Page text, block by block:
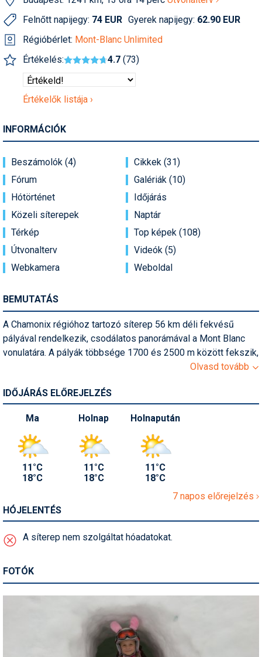
Hütte
Ingatlan
Interjúk
Játékok
Kerékpár
Magazinok
Munkavállalás
Olvasnivaló
Pályázatok
Portálinfo
Síbérletárak
Sícipő
Sífutás
Síléc
Símánia
Síoktatás
Sítechnika
Síugrás
Snowboardfelszerelés
Felnőtt napijegy: 74 EUR Gyerek napijegy: 62.90 EUR
Régióbérlet: Mont-Blanc Unlimited
Értékelés:
4.7 (73)
Értékelők listája ›
INFORMÁCIÓK
Beszámolók (4)
Cikkek (31)
Fórum
Galériák (10)
Hótörténet
Időjárás
Közeli síterepek
Naptár
Térkép
Top képek (108)
Útvonalterv
Videók (5)
Webkamera
Weboldal
BEMUTATÁS
A Chamonix régióhoz tartozó síterep 56 km déli fekvésű
pályával rendelkezik, csodálatos panorámával a Mont Blanc
vonulatára. A pályák többsége 1700 és 2500 m között fekszik,
és főleg a középhaladóknak ajánlható terület. A leghosszabb
km hosszúságú pálya, de ugyanezen két pont között
Olvasd tovább
IDŐJÁRÁS ELŐREJELZÉS
Ma
11°C
18°C
Holnap
11°C
18°C
Holnapután
11°C
18°C
7 napos előrejelzés
HÓJELENTÉS
A síterep nem szolgáltat hóadatokat.
FOTÓK